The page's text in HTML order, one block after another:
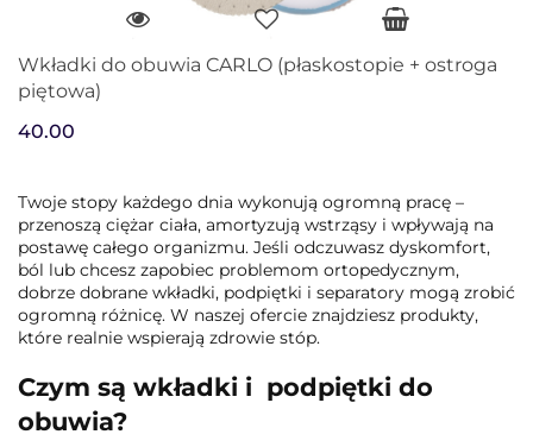
Wkładki do obuwia CARLO (płaskostopie + ostroga
piętowa)
40.00
Twoje stopy każdego dnia wykonują ogromną pracę –
przenoszą ciężar ciała, amortyzują wstrząsy i wpływają na
postawę całego organizmu. Jeśli odczuwasz dyskomfort,
ból lub chcesz zapobiec problemom ortopedycznym,
dobrze dobrane wkładki, podpiętki i separatory mogą zrobić
ogromną różnicę. W naszej ofercie znajdziesz produkty,
które realnie wspierają zdrowie stóp.
Czym są wkładki i podpiętki do
obuwia?